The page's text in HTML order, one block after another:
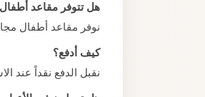
هل تتوفر مقاعد
نوفر مقاعد أطفال
كيف أدفع؟
نقبل الدفع نقداً عند